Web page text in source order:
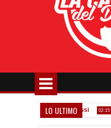
LO ULTIMO
Homenaje a Jorge Messi 02:15 AM